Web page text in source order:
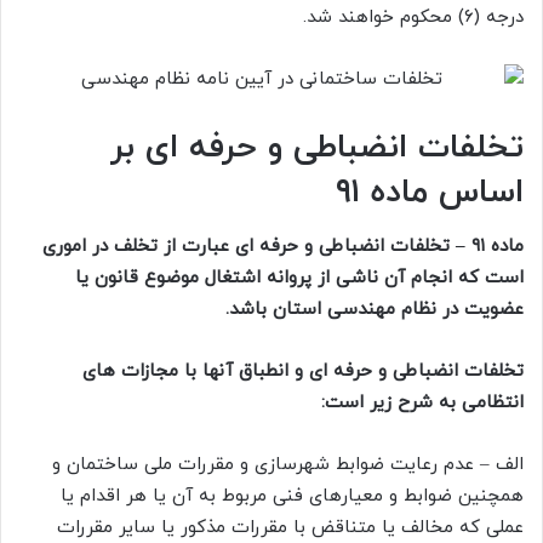
درجه (۶) محکوم خواهند شد.
تخلفات انضباطی و حرفه ای بر
اساس ماده ۹۱
ماده ۹۱ – تخلفات انضباطی و حرفه ای عبارت از تخلف در اموری
است که انجام آن ناشی از پروانه اشتغال موضوع قانون یا
عضویت در نظام مهندسی استان باشد.
تخلفات انضباطی و حرفه ای و انطباق آنها با مجازات های
انتظامی به شرح زیر است:
الف – عدم رعایت ضوابط شهرسازی و مقررات ملی ساختمان و
همچنین ضوابط و معیارهای فنی مربوط به آن یا هر اقدام یا
عملی که مخالف یا متناقض با مقررات مذکور یا سایر مقررات